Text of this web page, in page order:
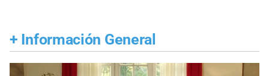
+ Información General